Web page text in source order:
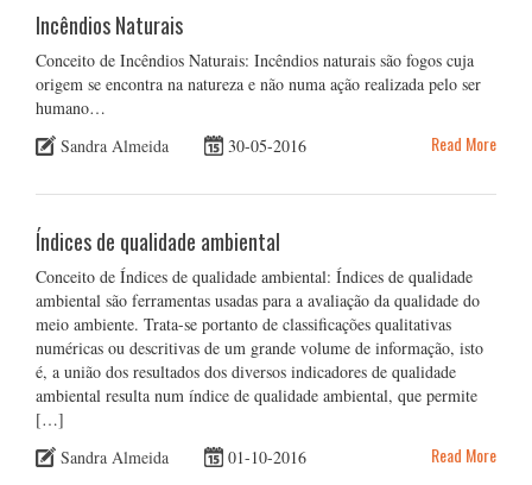
Incêndios Naturais
Conceito de Incêndios Naturais: Incêndios naturais são fogos cuja
origem se encontra na natureza e não numa ação realizada pelo ser
humano…
Sandra Almeida
30-05-2016 Read More
Índices de qualidade ambiental
Conceito de Índices de qualidade ambiental: Índices de qualidade
ambiental são ferramentas usadas para a avaliação da qualidade do
meio ambiente. Trata-se portanto de classificações qualitativas
numéricas ou descritivas de um grande volume de informação, isto
é, a união dos resultados dos diversos indicadores de qualidade
ambiental resulta num índice de qualidade ambiental, que permite
[…]
Sandra Almeida
01-10-2016 Read More